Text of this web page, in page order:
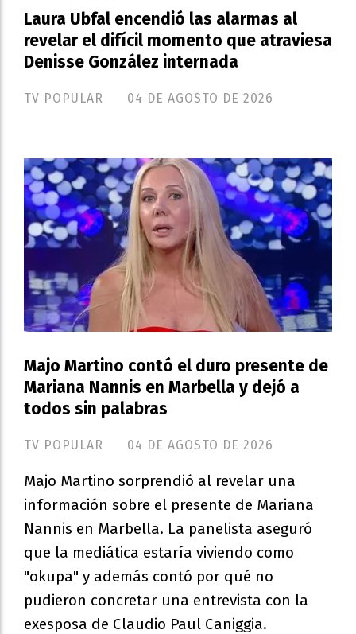
Laura Ubfal encendió las alarmas al
revelar el difícil momento que atraviesa
Denisse González internada
TV POPULAR 04 DE AGOSTO DE 2026
Majo Martino contó el duro presente de
Mariana Nannis en Marbella y dejó a
todos sin palabras
TV POPULAR 04 DE AGOSTO DE 2026
Majo Martino sorprendió al revelar una
información sobre el presente de Mariana
Nannis en Marbella. La panelista aseguró
que la mediática estaría viviendo como
"okupa" y además contó por qué no
pudieron concretar una entrevista con la
exesposa de Claudio Paul Caniggia.